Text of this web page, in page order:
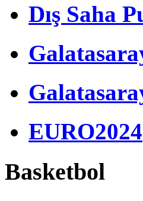
Dış Saha
EURO2024
Basketbol